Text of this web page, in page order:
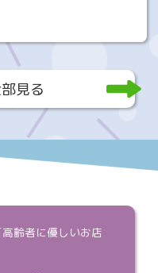
見る
齢者に優しいお店